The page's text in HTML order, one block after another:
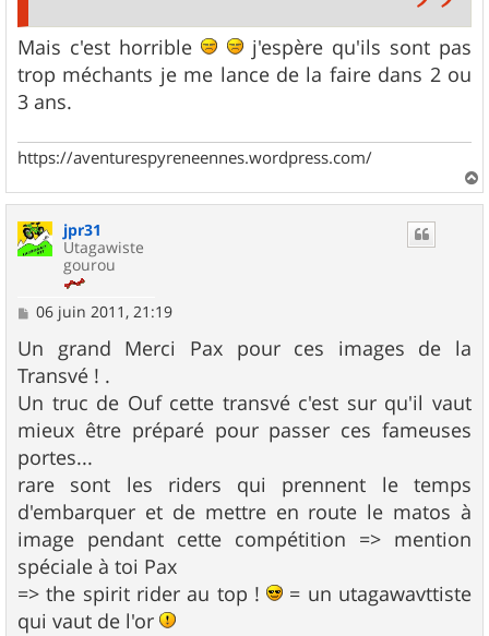
Mais c'est horrible
j'espère qu'ils sont pas
trop méchants je me lance de la faire dans 2 ou
3 ans.
https://aventurespyreneennes.wordpress.com/
a
jpr31
Utagawiste
gourou
M
s
s
a
g
e
06 juin 2011, 21:19
Un grand Merci Pax pour ces images de la
Transvé ! .
Un truc de Ouf cette transvé c'est sur qu'il vaut
mieux être préparé pour passer ces fameuses
portes...
rare sont les riders qui prennent le temps
d'embarquer et de mettre en route le matos à
image pendant cette compétition => mention
spéciale à toi Pax
=> the spirit rider au top !
= un utagawavttiste
qui vaut de l'or